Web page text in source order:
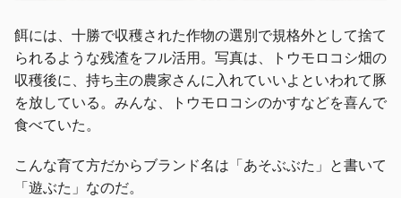
餌には、十勝で収穫された作物の選別で規格外として捨て
られるような残渣をフル活用。写真は、トウモロコシ畑の
収穫後に、持ち主の農家さんに入れていいよといわれて豚
を放している。みんな、トウモロコシのかすなどを喜んで
食べていた。
こんな育て方だからブランド名は「あそぶぶた」と書いて
「遊ぶた」なのだ。